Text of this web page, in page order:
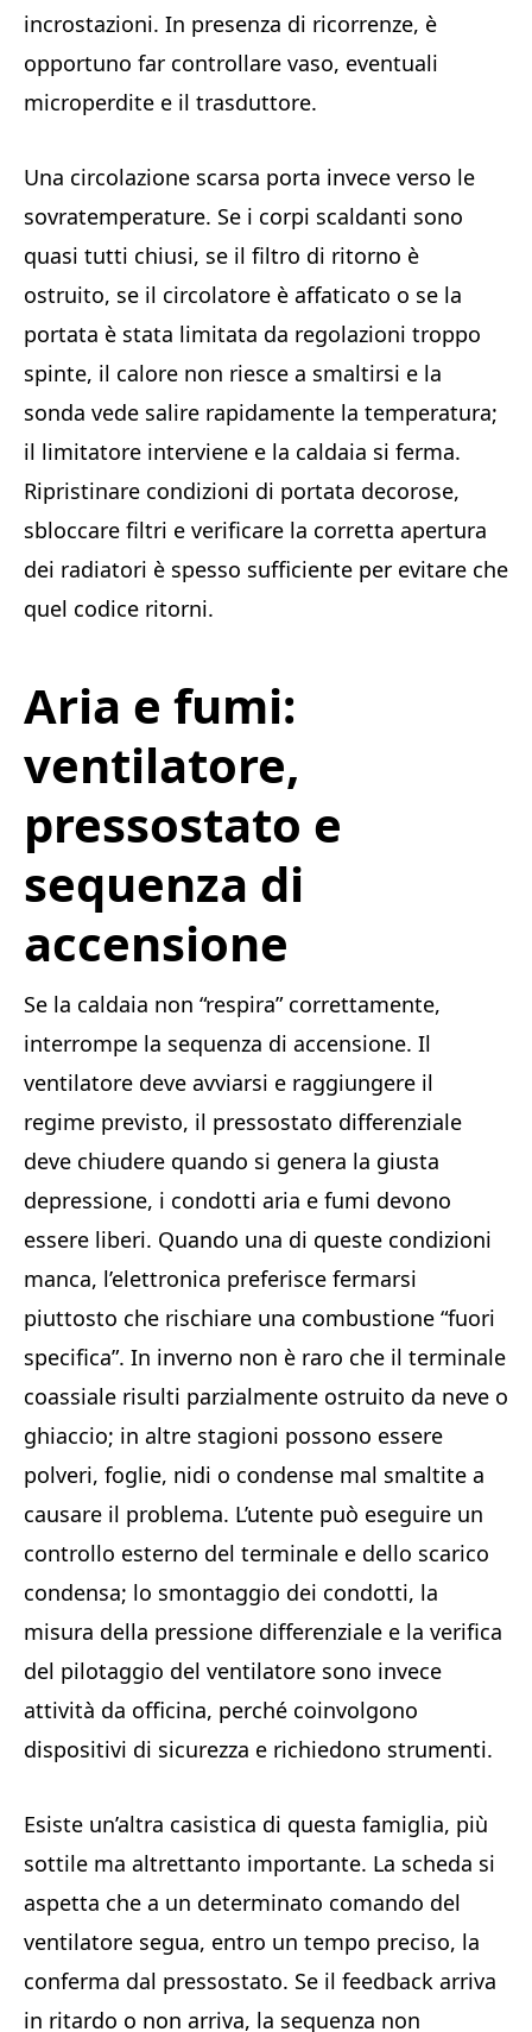
incrostazioni. In presenza di ricorrenze, è
opportuno far controllare vaso, eventuali
microperdite e il trasduttore.
Una circolazione scarsa porta invece verso le
sovratemperature. Se i corpi scaldanti sono
quasi tutti chiusi, se il filtro di ritorno è
ostruito, se il circolatore è affaticato o se la
portata è stata limitata da regolazioni troppo
spinte, il calore non riesce a smaltirsi e la
sonda vede salire rapidamente la temperatura;
il limitatore interviene e la caldaia si ferma.
Ripristinare condizioni di portata decorose,
sbloccare filtri e verificare la corretta apertura
dei radiatori è spesso sufficiente per evitare che
quel codice ritorni.
Aria e fumi:
ventilatore,
pressostato e
sequenza di
accensione
Se la caldaia non “respira” correttamente,
interrompe la sequenza di accensione. Il
ventilatore deve avviarsi e raggiungere il
regime previsto, il pressostato differenziale
deve chiudere quando si genera la giusta
depressione, i condotti aria e fumi devono
essere liberi. Quando una di queste condizioni
manca, l’elettronica preferisce fermarsi
piuttosto che rischiare una combustione “fuori
specifica”. In inverno non è raro che il terminale
coassiale risulti parzialmente ostruito da neve o
ghiaccio; in altre stagioni possono essere
polveri, foglie, nidi o condense mal smaltite a
causare il problema. L’utente può eseguire un
controllo esterno del terminale e dello scarico
condensa; lo smontaggio dei condotti, la
misura della pressione differenziale e la verifica
del pilotaggio del ventilatore sono invece
attività da officina, perché coinvolgono
dispositivi di sicurezza e richiedono strumenti.
Esiste un’altra casistica di questa famiglia, più
sottile ma altrettanto importante. La scheda si
aspetta che a un determinato comando del
ventilatore segua, entro un tempo preciso, la
conferma dal pressostato. Se il feedback arriva
in ritardo o non arriva, la sequenza non